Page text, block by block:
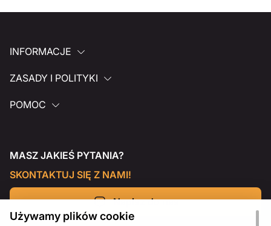
INFORMACJE
ZASADY I POLITYKI
POMOC
MASZ JAKIEŚ PYTANIA?
SKONTAKTUJ SIĘ Z NAMI!
Napisz do nas
Używamy plików cookie